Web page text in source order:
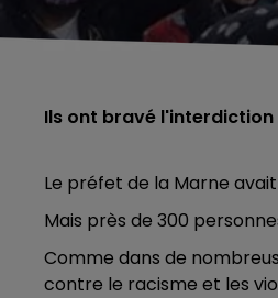
Ils ont bravé
Le préfet de la Marne
Mais près de 300
Comme dans de
contre le racisme et les